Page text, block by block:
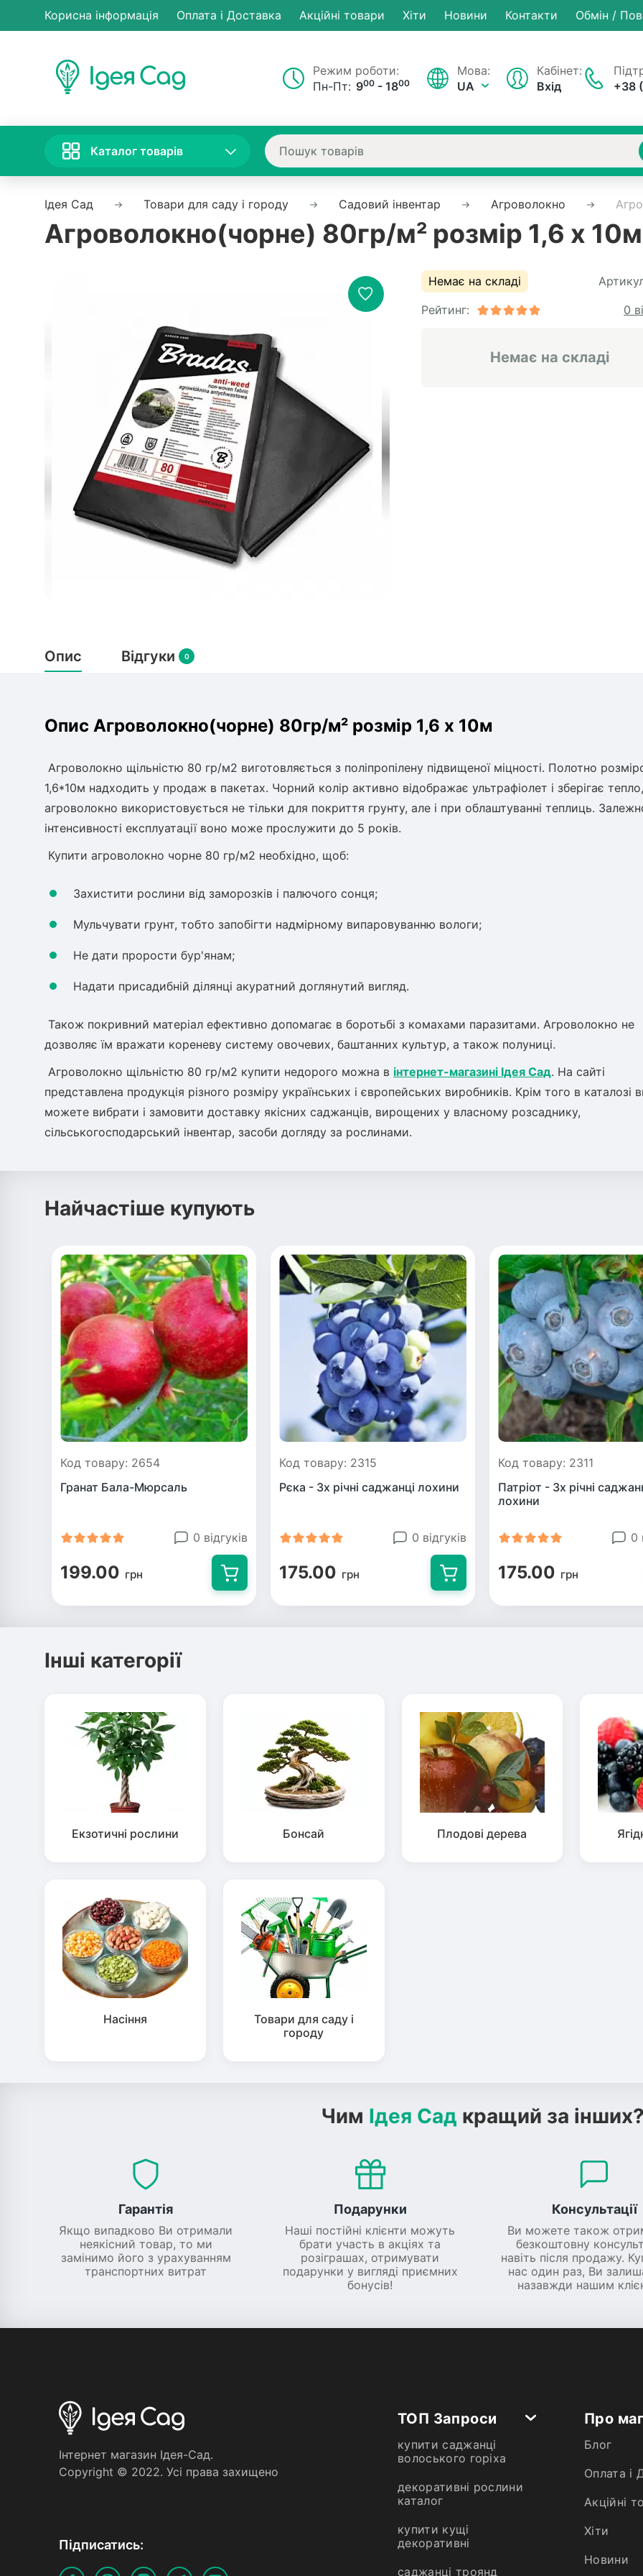
Корисна інформація Оплата і Доставка Акційні товари Хiти Новини Контакти Обмін /
Режим роботи:
Пн-Пт: 900 - 1800
+38
Мова:
UA
Кабінет:
Вхід
Каталог товарів
Ідея Сад Товари для саду і городу Садовий інвентар Агроволокно
Агроволокно(чорне) 80гр/м² розмір 1,6 x 10м
Немає на складі
Рейтинг:
0
Немає на складі
Опис Відгуки 0
Опис Агроволокно(чорне) 80гр/м² розмір 1,6 x 10м
Агроволокно щільністю 80 гр/м2 виготовляється з поліпропілену підвищеної міцності. Полотно
1,6*10м надходить у продаж в пакетах. Чорний колір активно відображає ультрафіолет і зберігає
агроволокно використовується не тільки для покриття грунту, але і при облаштуванні теплиць.
інтенсивності експлуатації воно може прослужити до 5 років.
Купити агроволокно чорне 80 гр/м2 необхідно, щоб:
Захистити рослини від заморозків і палючого сонця;
Мульчувати грунт, тобто запобігти надмірному випаровуванню вологи;
Не дати прорости бур'янам;
Надати присадибній ділянці акуратний доглянутий вигляд.
Також покривний матеріал ефективно допомагає в боротьбі з комахами паразитами. Агроволокно не
дозволяє їм вражати кореневу систему овочевих, баштанних культур, а також полуниці.
Агроволокно щільністю 80 гр/м2 купити недорого можна в інтернет-магазині Ідея Сад. На сайті
представлена продукція різного розміру українських і європейських виробників. Крім того в каталозі
можете вибрати і замовити доставку якісних саджанців, вирощених у власному розсаднику,
сільськогосподарський інвентар, засоби догляду за рослинами.
Найчастіше купують
Код товару: 2654
Гранат Бала-Мюрсаль
0 відгуків
199.00 грн
Код товару: 2315
Рєка - 3х річні саджанці лохини
0 відгуків
175.00 грн
Код товару: 2311
Патріот - 3х річні
лохини
0
175.00 грн
Інші категорії
Екзотичні рослини Бонсай Плодові дерева
Насіння
Товари для саду і
городу
Чим Ідея Сад кращий за
Гарантія
Якщо випадково Ви отримали
неякісний товар, то ми
замінимо його з урахуванням
транспортних витрат
Подарунки
Наші постійні клієнти можуть
брати участь в акціях та
розіграшах, отримувати
подарунки у вигляді приємних
бонусів!
Консультації
Ви можете також
безкоштовну
навіть після продажу.
нас один раз, Ви
назавжди нашим
Iнтернет магазин Iдея-Сад.
Copyright © 2022. Усi права захищено
Пiдписатись:
ТОП Запроси
купити саджанці
волоського горіха
декоративні рослини
каталог
купити кущі
декоративні
саджанці троянд
Про
Блог
Оплата і
Акційні
Хiти
Новини